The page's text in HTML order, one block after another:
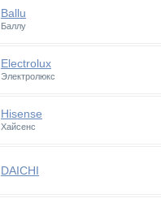
Ballu
Баллу
Electrolux
Электролюкс
Hisense
Хайсенс
DAICHI